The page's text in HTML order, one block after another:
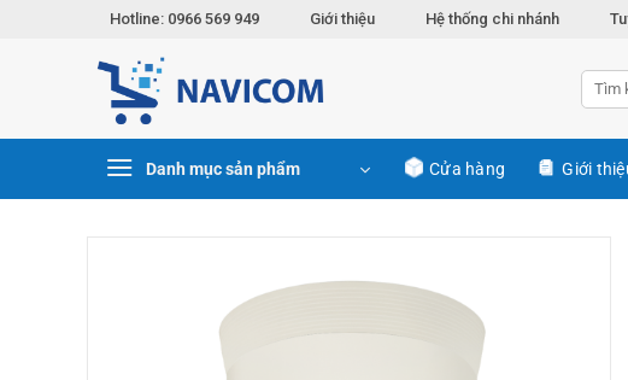
Hotline: 0966 569 949 Giới thiệu Hệ thống chi nhánh
Danh mục sản phẩm Cửa hàng Giới